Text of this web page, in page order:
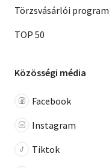
Törzsvásárlói program
TOP 50
Közösségi média
Facebook
Instagram
Tiktok